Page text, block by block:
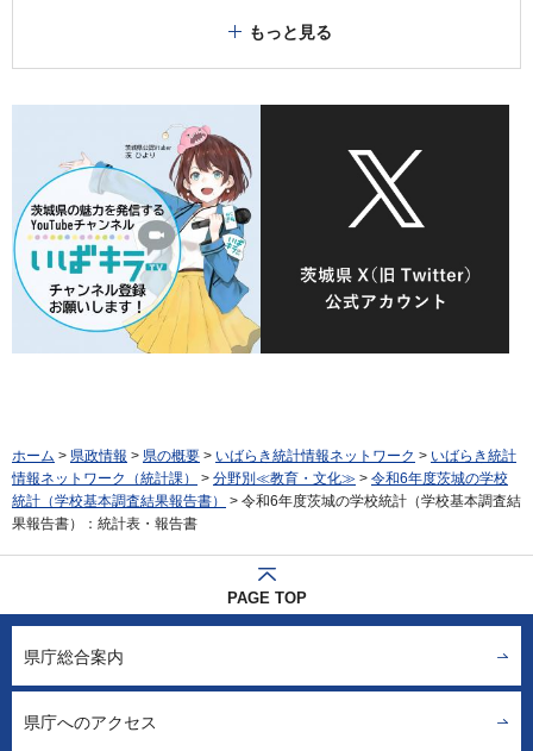
もっと見る
ホーム > 県政情報 > 県の概要 > いばらき統計情報ネットワーク > いばらき統計
情報ネットワーク（統計課）
> 分野別≪教育・文化≫ > 令和6年度茨城の学校
統計（学校基本調査結果報告書）
> 令和6年度茨城の学校統計（学校基本調査結
果報告書）：統計表・報告書
PAGE TOP
県庁総合案内
県庁へのアクセス